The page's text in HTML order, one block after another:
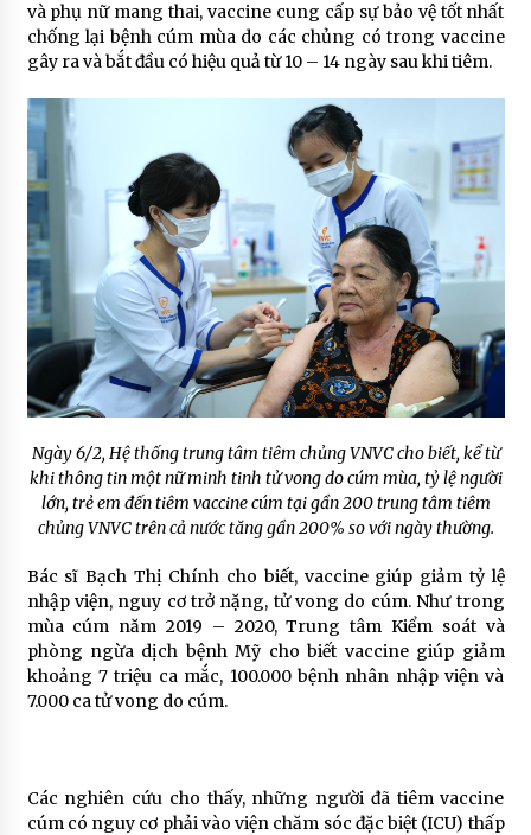
và phụ nữ mang thai, vaccine cung cấp sự bảo vệ tốt nhất
chống lại bệnh cúm mùa do các chủng có trong vaccine
gây ra và bắt đầu có hiệu quả từ 10 – 14 ngày sau khi tiêm.
Ngày 6/2, Hệ thống trung tâm tiêm chủng VNVC cho biết, kể từ
khi thông tin một nữ minh tinh tử vong do cúm mùa, tỷ lệ người
lớn, trẻ em đến tiêm vaccine cúm tại gần 200 trung tâm tiêm
chủng VNVC trên cả nước tăng gần 200% so với ngày thường.
Bác sĩ Bạch Thị Chính cho biết, vaccine giúp giảm tỷ lệ
nhập viện, nguy cơ trở nặng, tử vong do cúm. Như trong
mùa cúm năm 2019 – 2020, Trung tâm Kiểm soát và
phòng ngừa dịch bệnh Mỹ cho biết vaccine giúp giảm
khoảng 7 triệu ca mắc, 100.000 bệnh nhân nhập viện và
7.000 ca tử vong do cúm.
Các nghiên cứu cho thấy, những người đã tiêm vaccine
cúm có nguy cơ phải vào viện chăm sóc đặc biệt (ICU) thấp